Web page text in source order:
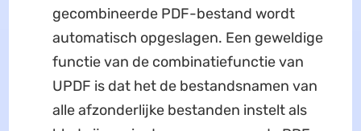
gecombineerde PDF-bestand wordt
automatisch opgeslagen. Een geweldige
functie van de combinatiefunctie van
UPDF is dat het de bestandsnamen van
alle afzonderlijke bestanden instelt als